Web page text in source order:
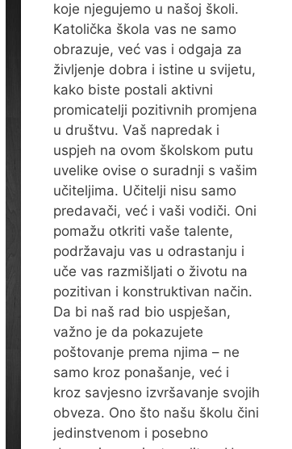
koje njegujemo u našoj školi.
Katolička škola vas ne samo
obrazuje, već vas i odgaja za
življenje dobra i istine u svijetu,
kako biste postali aktivni
promicatelji pozitivnih promjena
u društvu. Vaš napredak i
uspjeh na ovom školskom putu
uvelike ovise o suradnji s vašim
učiteljima. Učitelji nisu samo
predavači, već i vaši vodiči. Oni
pomažu otkriti vaše talente,
podržavaju vas u odrastanju i
uče vas razmišljati o životu na
pozitivan i konstruktivan način.
Da bi naš rad bio uspješan,
važno je da pokazujete
poštovanje prema njima – ne
samo kroz ponašanje, već i
kroz savjesno izvršavanje svojih
obveza. Ono što našu školu čini
jedinstvenom i posebno